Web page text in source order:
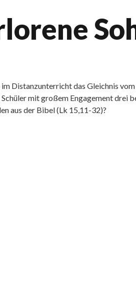
Distanzunterricht das Gleichnis
mit großem Engagement drei
aus der Bibel (Lk 15,11-32)?